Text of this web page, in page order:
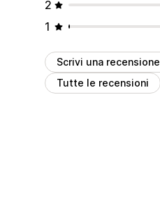
2
1
Scrivi una recensione
Tutte le recensioni